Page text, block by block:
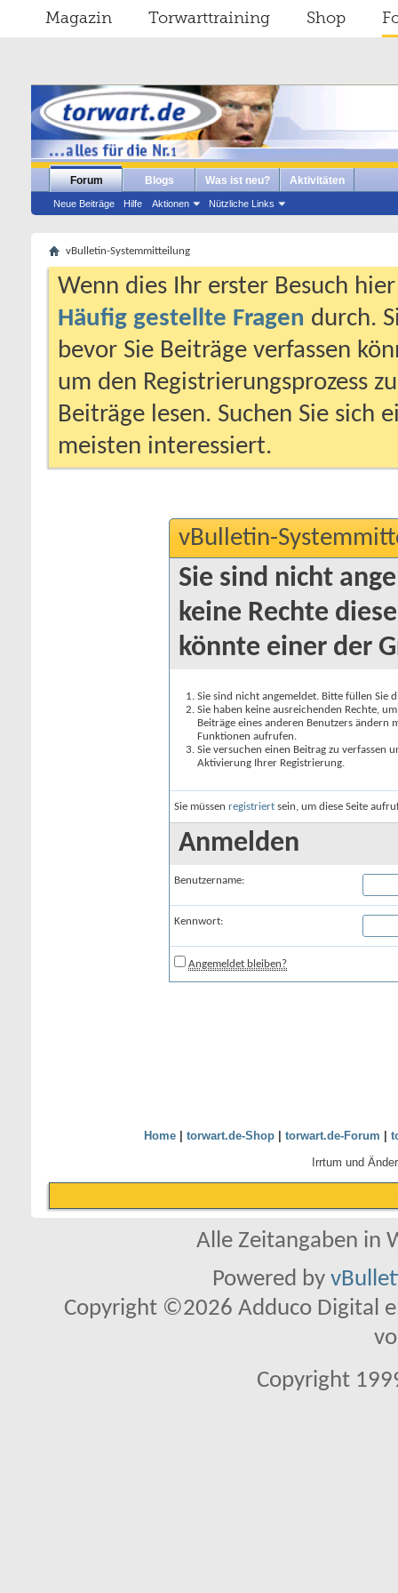
Magazin Torwarttraining Shop
Forum
Neue Beiträge Hilfe Aktionen Nützliche Links
Blogs Was ist neu? Aktivitäten
vBulletin-Systemmitteilung
Wenn dies Ihr erster Besuch
Häufig gestellte Fragen durch.
bevor Sie Beiträge verfassen
um den Registrierungsprozess
Beiträge lesen. Suchen Sie sich
meisten interessiert.
vBulletin-
Sie sind nicht
keine Rechte
könnte einer der
Sie sind nicht angemeldet. Bitte füllen Sie
Sie haben keine ausreichenden Rechte,
Beiträge eines anderen Benutzers
Funktionen aufrufen.
Sie versuchen einen Beitrag zu verfassen
Aktivierung Ihrer Registrierung.
Sie müssen registriert sein, um diese Seite
Anmelden
Benutzername:
Kennwort:
Angemeldet bleiben?
Home| torwart.de-Shop| torwart.de-Forum
Irrtum und
Alle Zeitangaben in
Powered by
Copyright ©2026 Adduco Digital
Copyright